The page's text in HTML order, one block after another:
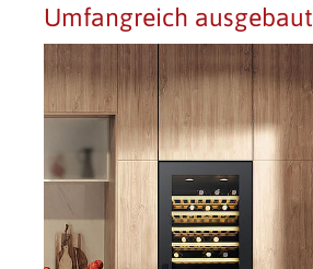
Umfangreich ausgebaut